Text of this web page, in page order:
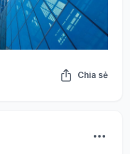
Chia sẻ